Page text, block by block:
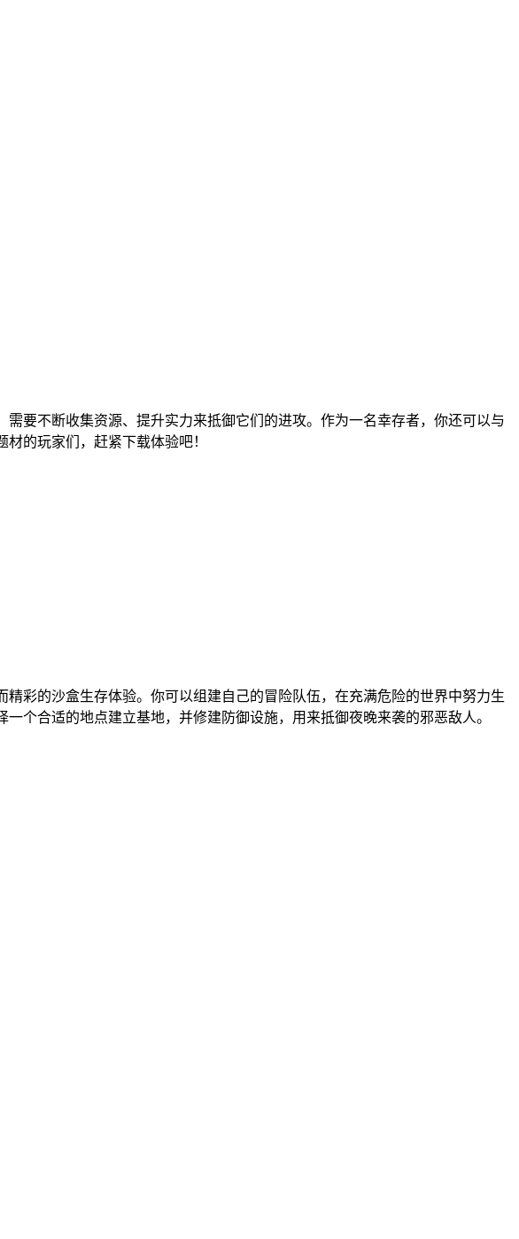
要不断收集资源、提升实力来抵御它们的进攻。作为一名幸存者，你还可以与
的玩家们，赶紧下载体验吧！
彩的沙盒生存体验。你可以组建自己的冒险队伍，在充满危险的世界中努力生
个合适的地点建立基地，并修建防御设施，用来抵御夜晚来袭的邪恶敌人。